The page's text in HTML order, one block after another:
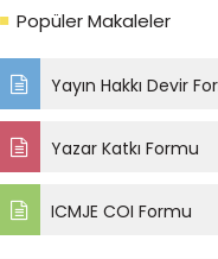
Popüler Makaleler
Yayın Hakkı Devir
Yazar Katkı Formu
ICMJE COI Formu